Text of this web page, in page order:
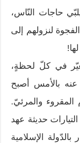
حاجات النّاس،
لنزولهم إلى
في كلّ لحظةٍ،
بالأمس أصبح
المقروء والمرئيّ.
حديثة عهد
الإسلامية